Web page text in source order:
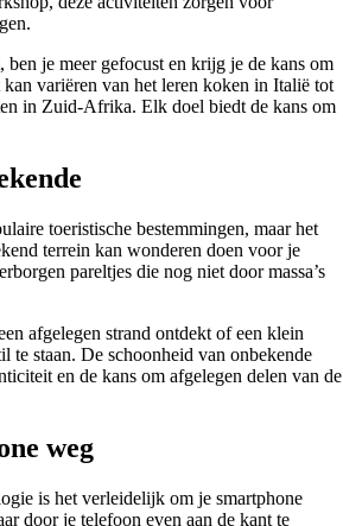
ben je meer gefocust en krijg je de kans om
variëren van het leren koken in Italië tot
in Zuid-Afrika. Elk doel biedt de kans om
toeristische bestemmingen, maar het
terrein kan wonderen doen voor je
pareltjes die nog niet door massa’s
afgelegen strand ontdekt of een klein
te staan. De schoonheid van onbekende
en de kans om afgelegen delen van de
weg
is het verleidelijk om je smartphone
door je telefoon even aan de kant te